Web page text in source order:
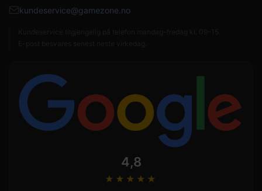
kundeservice@gamezone.no
4,8
★★★★ ★